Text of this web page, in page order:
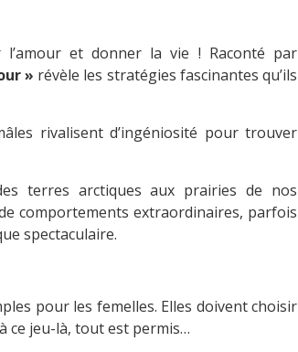
et donner la vie ! Raconté par
» révèle les stratégies fascinantes qu’ils
rivalisent d’ingéniosité pour trouver
terres arctiques aux prairies de nos
comportements extraordinaires, parfois
spectaculaire.
pour les femelles. Elles doivent choisir
ce jeu-là, tout est permis…